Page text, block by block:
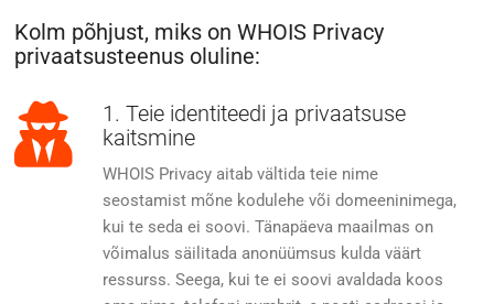
Kolm põhjust, miks on WHOIS Privacy
privaatsusteenus oluline:
1. Teie identiteedi ja privaatsuse
kaitsmine
WHOIS Privacy aitab vältida teie nime
seostamist mõne kodulehe või domeeninimega,
kui te seda ei soovi. Tänapäeva maailmas on
võimalus säilitada anonüümsus kulda väärt
ressurss. Seega, kui te ei soovi avaldada koos